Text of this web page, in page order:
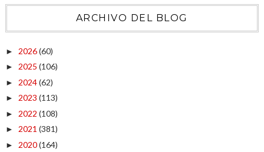
ARCHIVO DEL BLOG
► 2026(60)
► 2025 (106)
► 2024(62)
► 2023 (113)
► 2022 (108)
► 2021 (381)
► 2020(164)